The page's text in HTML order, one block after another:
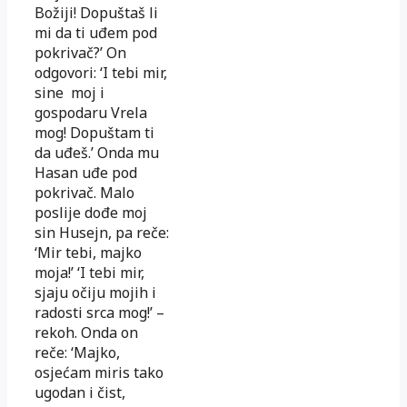
Božiji! Dopuštaš li
mi da ti uđem pod
pokrivač?’ On
odgovori: ‘I tebi mir,
sine moj i
gospodaru Vrela
mog! Dopuštam ti
da uđeš.’ Onda mu
Hasan uđe pod
pokrivač. Malo
poslije dođe moj
sin Husejn, pa reče:
‘Mir tebi, majko
moja!’ ‘I tebi mir,
sjaju očiju mojih i
radosti srca mog!’ –
rekoh. Onda on
reče: ‘Majko,
osjećam miris tako
ugodan i čist,